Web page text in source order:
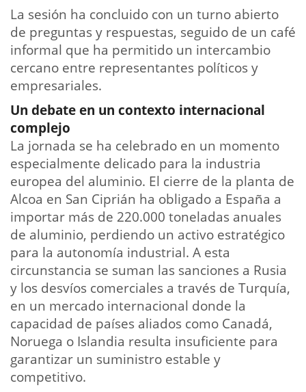
La sesión ha concluido con un turno abierto
de preguntas y respuestas, seguido de un café
informal que ha permitido un intercambio
cercano entre representantes políticos y
empresariales.
Un debate en un contexto internacional
complejo
La jornada se ha celebrado en un momento
especialmente delicado para la industria
europea del aluminio. El cierre de la planta de
Alcoa en San Ciprián ha obligado a España a
importar más de 220.000 toneladas anuales
de aluminio, perdiendo un activo estratégico
para la autonomía industrial. A esta
circunstancia se suman las sanciones a Rusia
y los desvíos comerciales a través de Turquía,
en un mercado internacional donde la
capacidad de países aliados como Canadá,
Noruega o Islandia resulta insuficiente para
garantizar un suministro estable y
competitivo.